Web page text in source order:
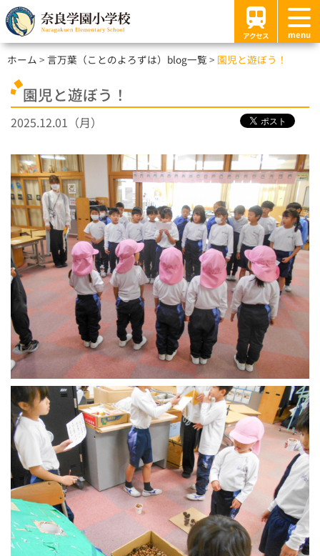
アクセス menu
ホーム 言万葉（ことのよろずは）blog一覧 園児と遊ぼう！
園児と遊ぼう！
2025.12.01（月）